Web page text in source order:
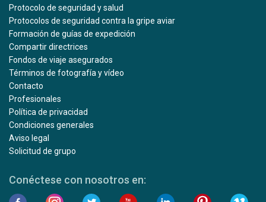
Protocolo de seguridad y salud
Protocolos de seguridad contra la gripe aviar
Formación de guías de expedición
Compartir directrices
Fondos de viaje asegurados
Términos de fotografía y vídeo
Contacto
Profesionales
Política de privacidad
Condiciones generales
Aviso legal
Solicitud de grupo
Conéctese con nosotros en: